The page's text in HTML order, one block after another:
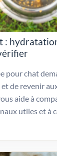
:
pour chat
de revenir
aide à
utiles et à